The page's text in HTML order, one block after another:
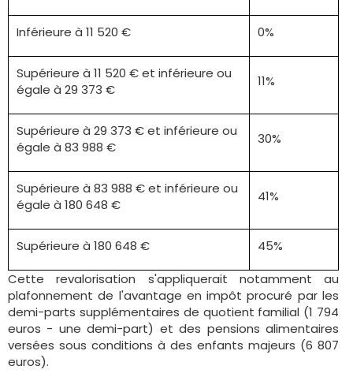
Inférieure à 11 520 € 0%
Supérieure à 11 520 € et inférieure ou
égale à 29 373 €
11%
Supérieure à 29 373 € et inférieure ou
égale à 83 988 €
30%
Supérieure à 83 988 € et inférieure ou
égale à 180 648 €
41%
Supérieure à 180 648 €
45%
Cette revalorisation s'appliquerait notamment au
plafonnement de l'avantage en impôt procuré par les
demi-parts supplémentaires de quotient familial (1 794
euros - une demi-part) et des pensions alimentaires
versées sous conditions à des enfants majeurs (6 807
euros).